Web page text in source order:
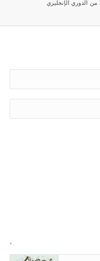
ملعب الإمارات ضمن منافسات الجولة الـ34 من الدوري الإنجليزي